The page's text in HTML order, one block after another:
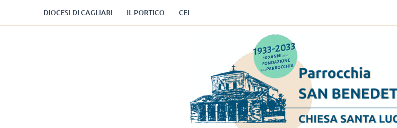
DIOCESI DI CAGLIARI IL PORTICO CEI